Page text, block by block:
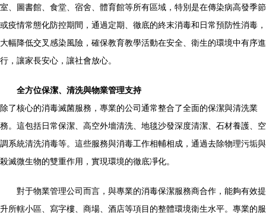
室、圖書館、食堂、宿舍、體育館等所有區域，特別是在傳染病高發季節
或疫情常態化防控期間，通過定期、徹底的終末消毒和日常預防性消毒，
大幅降低交叉感染風險，確保教育教學活動在安全、衛生的環境中有序進
行，讓家長安心，讓社會放心。
全方位保潔、清洗與物業管理支持
除了核心的消毒滅菌服務，專業的公司通常整合了全面的保潔與清洗業
務。這包括日常保潔、高空外墻清洗、地毯沙發深度清潔、石材養護、空
調系統清洗消毒等。這些服務與消毒工作相輔相成，通過去除物理污垢與
殺滅微生物的雙重作用，實現環境的徹底凈化。
對于物業管理公司而言，與專業的消毒保潔服務商合作，能夠有效提
升所轄小區、寫字樓、商場、酒店等項目的整體環境衛生水平。專業的服